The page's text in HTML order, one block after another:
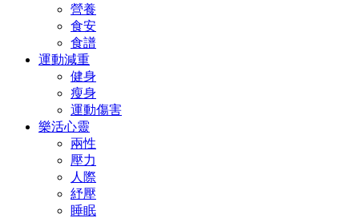
營養
食安
食譜
運動減重
健身
瘦身
運動傷害
樂活心靈
兩性
壓力
人際
紓壓
睡眠